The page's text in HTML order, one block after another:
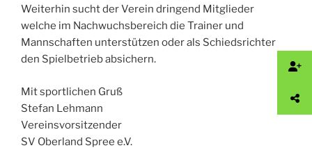
Weiterhin sucht der Verein dringend Mitglieder
welche im Nachwuchsbereich die Trainer und
Mannschaften unterstützen oder als Schiedsrichter
den Spielbetrieb absichern.
Mit sportlichen Gruß
Stefan Lehmann
Vereinsvorsitzender
SV Oberland Spree e.V.